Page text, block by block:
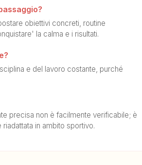
obiettivi concreti, routine
la calma e i risultati.
e del lavoro costante, purché
precisa non è facilmente verificabile; è
in ambito sportivo.